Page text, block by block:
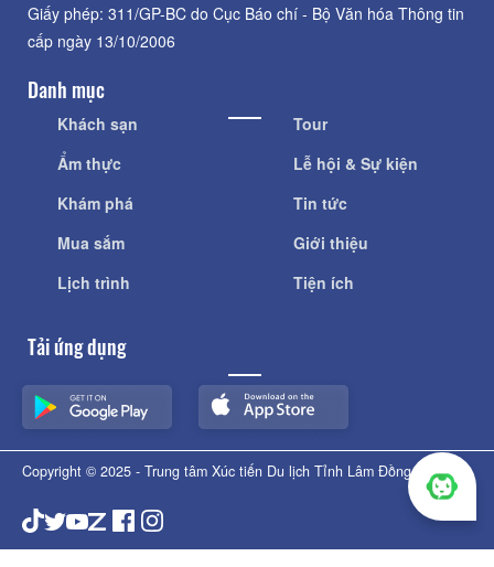
Giấy phép: 311/GP-BC do Cục Báo chí - Bộ Văn hóa Thông tin
cấp ngày 13/10/2006
Danh mục
Khách sạn
Ẩm thực
Khám phá
Mua sắm
Lịch trình
Tour
Lễ hội & Sự kiện
Tin tức
Giới thiệu
Tiện ích
Tải ứng dụng
Copyright © 2025 - Trung tâm Xúc tiến Du lịch Tỉnh Lâm Đồng